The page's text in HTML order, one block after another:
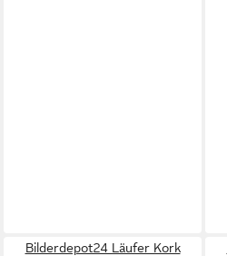
Bilderdepot24 Läufer Kork